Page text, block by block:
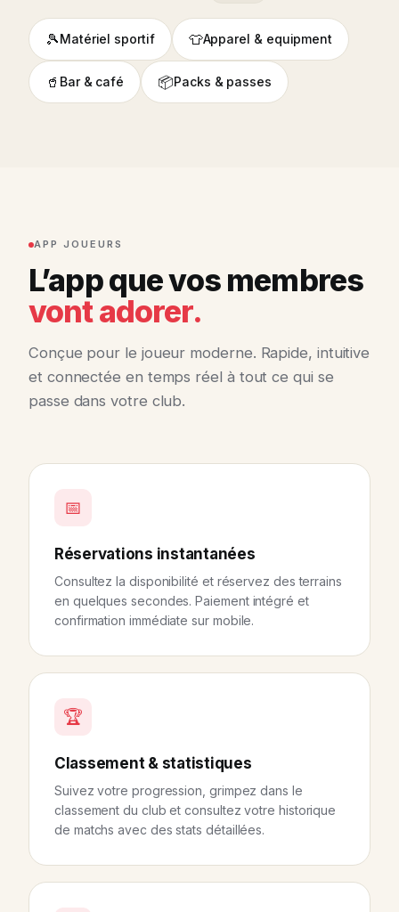
🎾Matériel sportif 👕Apparel & equipment
🥤 Bar & café 📦Packs & passes
APP JOUEURS
L’app que vos membres
vont adorer.
Conçue pour le joueur moderne. Rapide, intuitive
et connectée en temps réel à tout ce qui se
passe dans votre club.
📅
Réservations instantanées
Consultez la disponibilité et réservez des terrains
en quelques secondes. Paiement intégré et
confirmation immédiate sur mobile.
🏆
Classement & statistiques
Suivez votre progression, grimpez dans le
classement du club et consultez votre historique
de matchs avec des stats détaillées.